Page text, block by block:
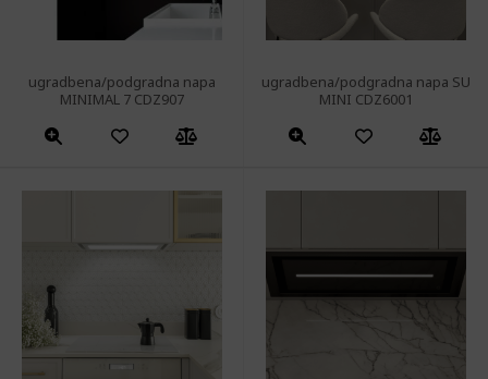
ugradbena/podgradna napa
MINIMAL 7 CDZ907
ugradbena/podgradna napa SU
MINI CDZ6001